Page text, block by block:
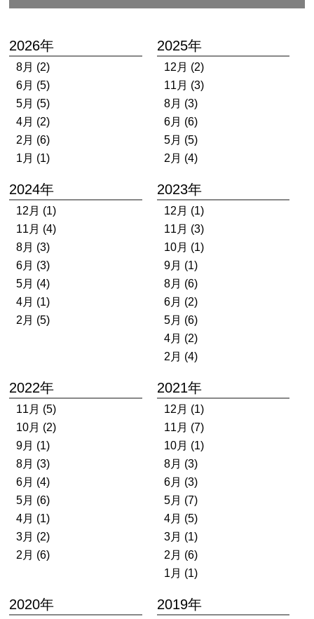
2026年
8月 (2)
6月 (5)
5月 (5)
4月 (2)
2月 (6)
1月 (1)
2025年
12月 (2)
11月 (3)
8月 (3)
6月 (6)
5月 (5)
2月 (4)
2024年
12月 (1)
11月 (4)
8月 (3)
6月 (3)
5月 (4)
4月 (1)
2月 (5)
2023年
12月 (1)
11月 (3)
10月 (1)
9月 (1)
8月 (6)
6月 (2)
5月 (6)
4月 (2)
2月 (4)
2022年
11月 (5)
10月 (2)
9月 (1)
8月 (3)
6月 (4)
5月 (6)
4月 (1)
3月 (2)
2月 (6)
2021年
12月 (1)
11月 (7)
10月 (1)
8月 (3)
6月 (3)
5月 (7)
4月 (5)
3月 (1)
2月 (6)
1月 (1)
2020年 2019年